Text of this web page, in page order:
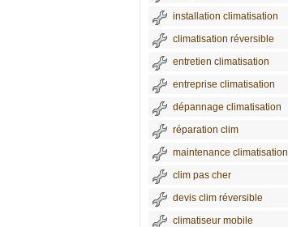
installation climatisation
climatisation réversible
entretien climatisation
entreprise climatisation
dépannage climatisation
réparation clim
maintenance climatisation
clim pas cher
devis clim réversible
climatiseur mobile